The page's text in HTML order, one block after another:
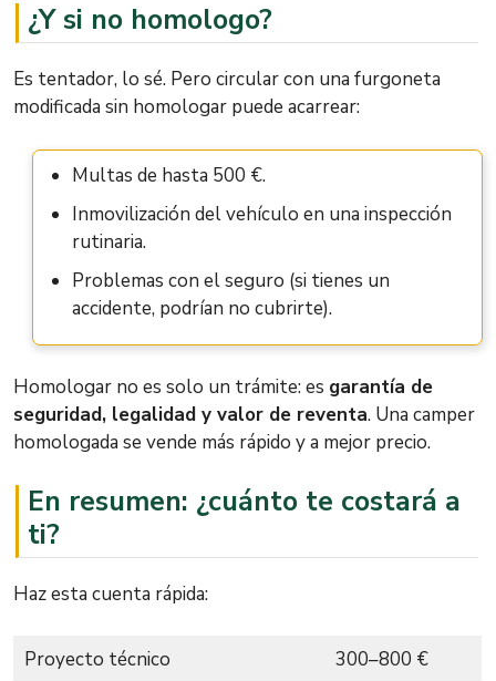
¿Y si no homologo?
Es tentador, lo sé. Pero circular con una furgoneta
modificada sin homologar puede acarrear:
Multas de hasta 500 €.
Inmovilización del vehículo en una inspección
rutinaria.
Problemas con el seguro (si tienes un
accidente, podrían no cubrirte).
Homologar no es solo un trámite: es garantía de
seguridad, legalidad y valor de reventa. Una camper
homologada se vende más rápido y a mejor precio.
En resumen: ¿cuánto te costará a
ti?
Haz esta cuenta rápida:
Proyecto técnico
300–800 €